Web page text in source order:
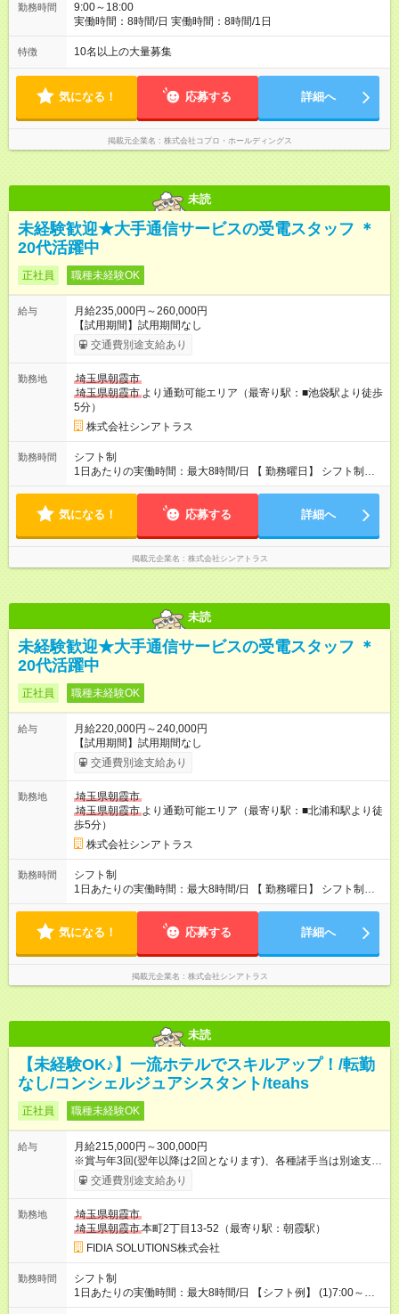
勤務時間
9:00～18:00
実働時間：8時間/日 実働時間：8時間/1日
特徴 10名以上の大量募集
気になる！ 応募する 詳細へ
掲載元企業名 株式会社コプロ・ホールディングス
未読
未経験歓迎★大手通信サービスの受電スタッフ ＊
20代活躍中
正社員 職種未経験OK
給与
月給235,000円～260,000円
【試用期間】試用期間なし
交通費別途支給あり
勤務地
埼玉県朝霞市
埼玉県朝霞市 より通勤可能エリア（最寄り駅：■池袋駅より徒歩
5分）
株式会社シンアトラス
勤務時間
シフト制
1日あたりの実働時間：最大8時間/日 【 勤務曜日】 シフト制
土日祝含む週５日勤務 ※希望休取得可能です 【 勤務時間 】
ん（残業代支給）
気になる！ 応募する 詳細へ
掲載元企業名 株式会社シンアトラス
未読
未経験歓迎★大手通信サービスの受電スタッフ ＊
20代活躍中
正社員 職種未経験OK
給与
月給220,000円～240,000円
【試用期間】試用期間なし
交通費別途支給あり
勤務地
埼玉県朝霞市
埼玉県朝霞市 より通勤可能エリア（最寄り駅：■北浦和駅より徒
歩5分）
株式会社シンアトラス
勤務時間
シフト制
1日あたりの実働時間：最大8時間/日 【 勤務曜日】 シフト制
土日祝含む週５日勤務 ※希望休取得可能です 【 勤務時間 】
せん（残業代支給）
気になる！ 応募する 詳細へ
掲載元企業名 株式会社シンアトラス
未読
【未経験OK♪】一流ホテルでスキルアップ！/転勤
なし/コンシェルジュアシスタント/teahs
正社員 職種未経験OK
給与
月給215,000円～300,000円
※賞与年3回(翌年以降は2回となります)、各種諸手当は別途支
給！ ※能力・スキルを考慮し、ご相談の上で決定します。 【試
用期間】試用期間なし
交通費別途支給あり
勤務地
埼玉県朝霞市
埼玉県朝霞市本町2丁目13-52（最寄り駅：朝霞駅）
FIDIA SOLUTIONS株式会社
勤務時間
シフト制
1日あたりの実働時間：最大8時間/日 【シフト例】 (1)7:00～
16:00 (2)8:00～17:00 (3)13:00～22:00 (4)14:00～23:00